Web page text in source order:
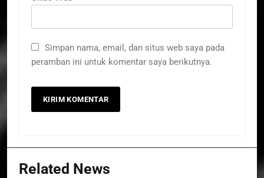
Simpan nama, email, dan situs web saya pada
peramban ini untuk komentar saya berikutnya.
Related News